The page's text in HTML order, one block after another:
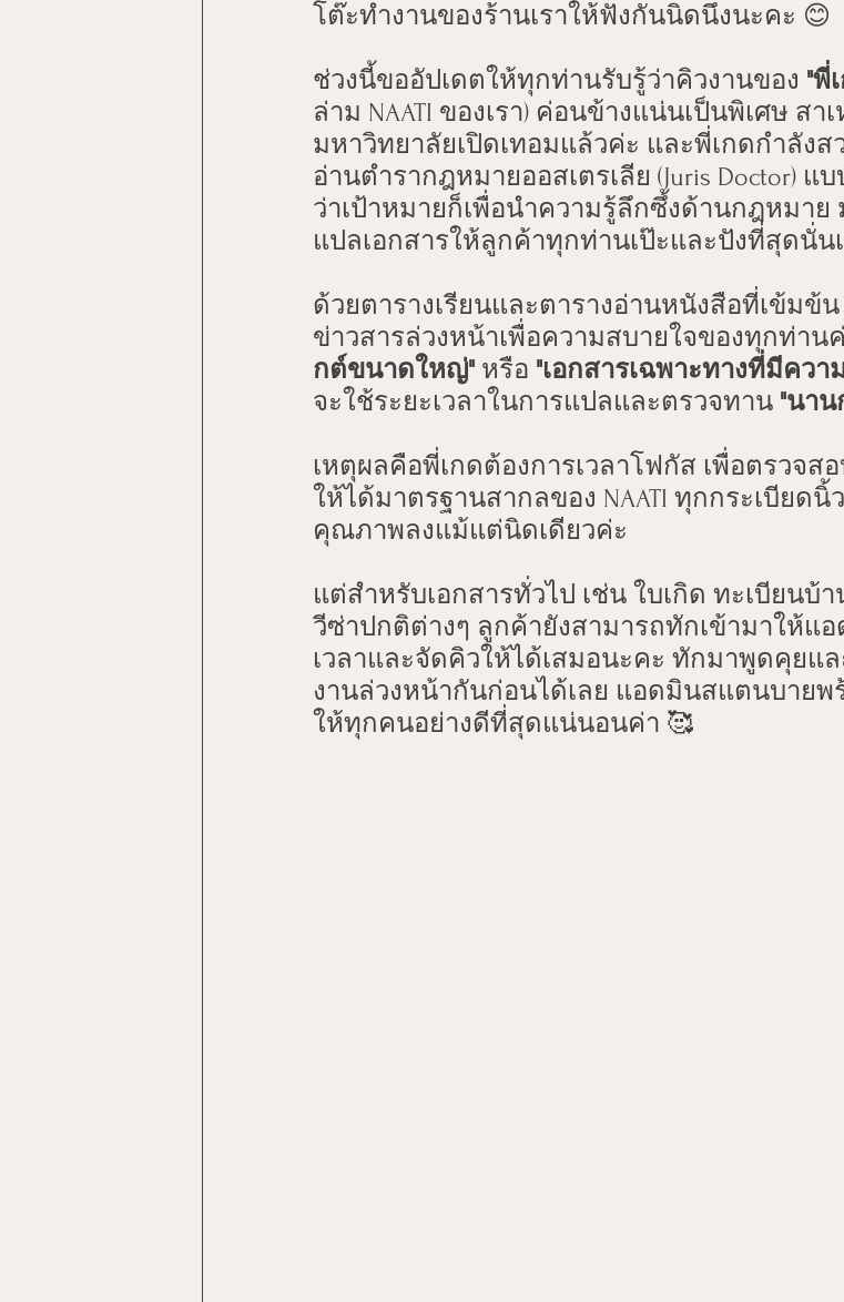
Name Accuracy in Documents Australian Citizenship Prep
Document Legalization Guide NAATI Translation Services NAATI
Legal Education Journey NAATI Digital Stamps Guide NAATI
NAATI Certification Insights Legal Terminology Explained
Visa Document Tips Interpreting Insights Interpreting Service
โต๊ะทำงานของร้านเราให้ฟังกันนิดนึงนะคะ 😊
ช่วงนี้ขออัปเดตให้ทุกท่านรับรู้ว่าคิวงานของ "พี่
ล่าม NAATI ของเรา) ค่อนข้างแน่นเป็นพิเศษ ส
มหาวิทยาลัยเปิดเทอมแล้วค่ะ และพี่เกดกำลัง
อ่านตำรากฎหมายออสเตรเลีย (Juris Doctor)
ว่าเป้าหมายก็เพื่อนำความรู้ลึกซึ้งด้านกฎหมา
แปลเอกสารให้ลูกค้าทุกท่านเป๊ะและปังที่สุดนั่น
ด้วยตารางเรียนและตารางอ่านหนังสือที่เข้ม
ข่าวสารล่วงหน้าเพื่อความสบายใจของทุกท่าน
กต์ขนาดใหญ่" หรือ "เอกสารเฉพาะทางที่มีคว
จะใช้ระยะเวลาในการแปลและตรวจทาน "นาน
เหตุผลคือพี่เกดต้องการเวลาโฟกัส เพื่อตรวจ
ให้ได้มาตรฐานสากลของ NAATI ทุกกระเบียด
คุณภาพลงแม้แต่นิดเดียวค่ะ
แต่สำหรับเอกสารทั่วไป เช่น ใบเกิด ทะเบียนบ้
วีซ่าปกติต่างๆ ลูกค้ายังสามารถทักเข้ามาให้แ
เวลาและจัดคิวให้ได้เสมอนะคะ ทักมาพูดคุยแ
งานล่วงหน้ากันก่อนได้เลย แอดมินสแตนบาย
ให้ทุกคนอย่างดีที่สุดแน่นอนค่า 🥰